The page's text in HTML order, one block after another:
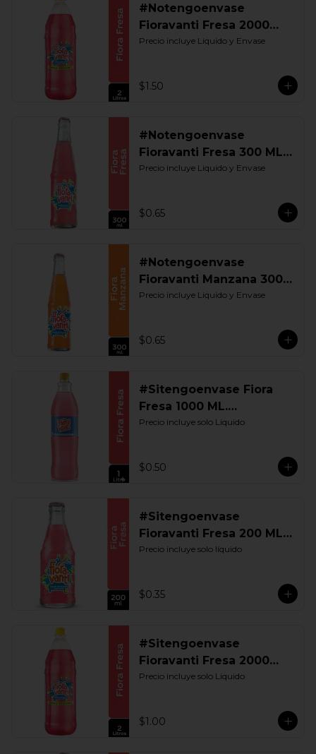
#Notengoenvase
Fioravanti Fresa 2000
ML. Retornable
Precio incluye Liquido y Envase
$1.50
#Notengoenvase
Fioravanti Fresa 300 ML.
Retornable
Precio incluye Liquido y Envase
$0.65
#Notengoenvase
Fioravanti Manzana 300
ML. Retornable
Precio incluye Liquido y Envase
$0.65
#Sitengoenvase Fiora
Fresa 1000 ML.
Retornable
Precio incluye solo Liquido
$0.50
#Sitengoenvase
Fioravanti Fresa 200 ML.
Retornable
Precio incluye solo líquido
$0.35
#Sitengoenvase
Fioravanti Fresa 2000
ML. Retornable
Precio incluye solo Liquido
$1.00